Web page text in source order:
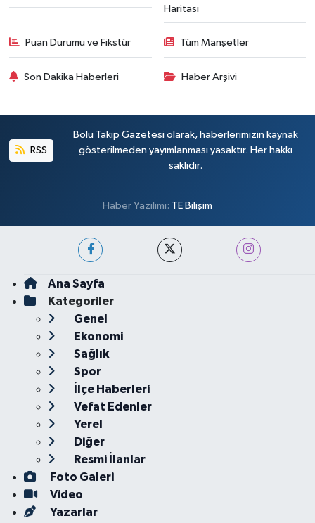
Haritası
Puan Durumu ve Fikstür Tüm Manşetler
Son Dakika Haberleri Haber Arşivi
RSS
Bolu Takip Gazetesi olarak, haberlerimizin kaynak
gösterilmeden yayımlanması yasaktır. Her hakkı
saklıdır.
Haber Yazılımı: TE Bilişim
Ana Sayfa
Kategoriler
Genel
Ekonomi
Sağlık
Spor
İlçe Haberleri
Vefat Edenler
Yerel
Diğer
Resmi İlanlar
Foto Galeri
Video
Yazarlar